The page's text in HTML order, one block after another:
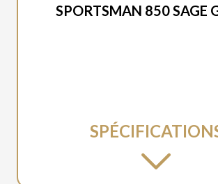
SPORTSMAN 850 SAGE